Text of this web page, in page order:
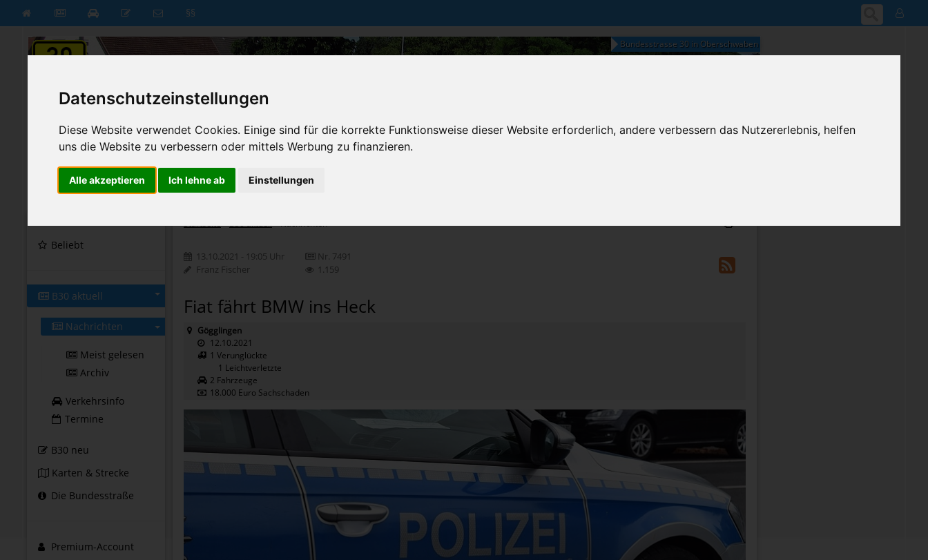
Datenschutzeinstellungen
Diese Website verwendet Cookies. Einige sind für die korrekte Funktionsweise dieser Website erforderlich, andere verbessern das Nutzererlebnis, helfen
uns die Website zu verbessern oder mittels Werbung zu finanzieren.
Alle akzeptieren Ich lehne ab Einstellungen
§§
Bundesstrasse 30 in Oberschwaben
06:37
B30 aktuell B30 neu
Beliebt
B30 aktuell
Nachrichten
Meist gelesen
Archiv
Verkehrsinfo
Termine
B30 neu
Karten & Strecke
Die Bundesstraße
Premium-Account
13.10.2021 - 19:05 Uhr
Franz Fischer
Nr. 7491
1.159
Fiat fährt BMW ins Heck
Gögglingen
12.10.2021
1 Verunglückte
1 Leichtverletzte
2 Fahrzeuge
18.000 Euro Sachschaden